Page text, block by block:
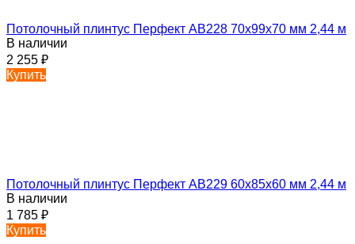
Потолочный плинтус Перфект AB228 70х99х70 мм 2,44 м
В наличии
2 255 ₽
Купить
Потолочный плинтус Перфект AB229 60х85х60 мм 2,44 м
В наличии
1 785 ₽
Купить